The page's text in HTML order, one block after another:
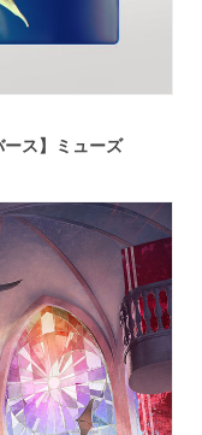
ース】ミューズ